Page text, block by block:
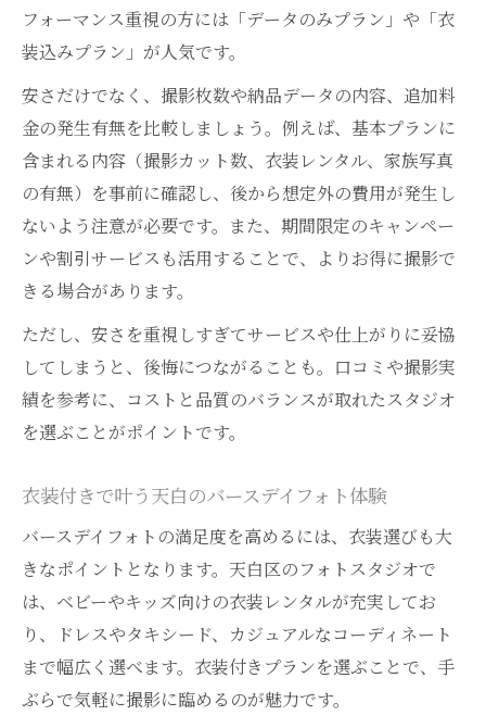
フォーマンス重視の方には「データのみプラン」や「衣
装込みプラン」が人気です。
安さだけでなく、撮影枚数や納品データの内容、追加料
金の発生有無を比較しましょう。例えば、基本プランに
含まれる内容（撮影カット数、衣装レンタル、家族写真
の有無）を事前に確認し、後から想定外の費用が発生し
ないよう注意が必要です。また、期間限定のキャンペー
ンや割引サービスも活用することで、よりお得に撮影で
きる場合があります。
ただし、安さを重視しすぎてサービスや仕上がりに妥協
してしまうと、後悔につながることも。口コミや撮影実
績を参考に、コストと品質のバランスが取れたスタジオ
を選ぶことがポイントです。
衣装付きで叶う天白のバースデイフォト体験
バースデイフォトの満足度を高めるには、衣装選びも大
きなポイントとなります。天白区のフォトスタジオで
は、ベビーやキッズ向けの衣装レンタルが充実してお
り、ドレスやタキシード、カジュアルなコーディネート
まで幅広く選べます。衣装付きプランを選ぶことで、手
ぶらで気軽に撮影に臨めるのが魅力です。